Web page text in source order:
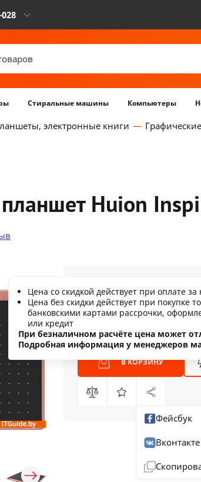
Стиральные машины Компьютеры
электронные книги
Huion
186.43 BYN
Цена со скидкой действует при оплате
Цена без скидки действует при покупке
банковскими картами рассрочки,
или кредит
При безналичном расчёте цена может
Подробная информация у менеджеров
Сообщить о снижении
В КОРЗИНУ
Фейсбук
Вконтакте